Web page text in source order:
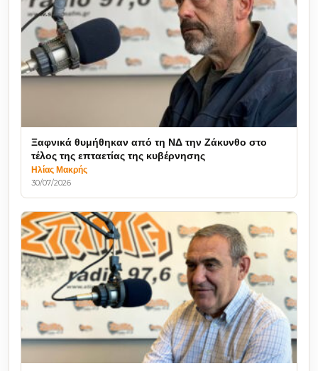
Ξαφνικά θυμήθηκαν από τη ΝΔ την Ζάκυνθο στο
τέλος της επταετίας της κυβέρνησης
Ηλίας Μακρής
30/07/2026